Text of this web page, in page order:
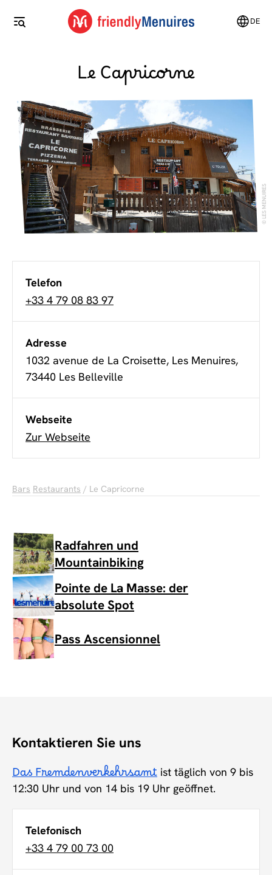
DE
Le Capricorne
LES MENUIRES
Telefon
+33 4 79 08 83 97
Adresse
1032 avenue de La Croisette, Les Menuires,
73440 Les Belleville
Webseite
Zur Webseite
Bars Restaurants / Le Capricorne
Radfahren und
Mountainbiking
Pointe de La Masse: der
absolute Spot
Pass Ascensionnel
Kontaktieren Sie uns
Das Fremdenverkehrsamt ist täglich von 9 bis
12:30 Uhr und von 14 bis 19 Uhr geöffnet.
Telefonisch
+33 4 79 00 73 00